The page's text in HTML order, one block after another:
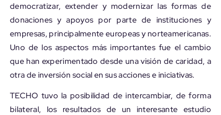
democratizar, extender y modernizar las formas de
donaciones y apoyos por parte de instituciones y
empresas, principalmente europeas y norteamericanas.
Uno de los aspectos más importantes fue el cambio
que han experimentado desde una visión de caridad, a
otra de inversión social en sus acciones e iniciativas.
TECHO tuvo la posibilidad de intercambiar, de forma
bilateral, los resultados de un interesante estudio